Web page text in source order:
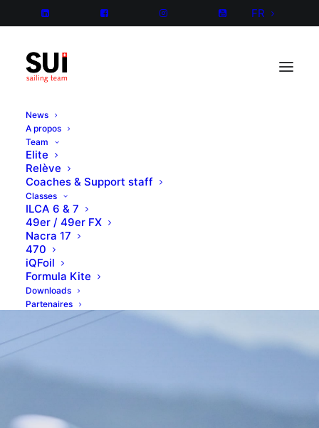
FR
News
A propos
Team
Elite
Relève
Coaches & Support staff
Classes
ILCA 6 & 7
49er / 49er FX
Nacra 17
470
iQFoil
Formula Kite
Downloads
Partenaires